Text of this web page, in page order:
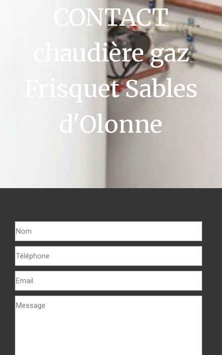
CONTACT
chaudière gaz
Frisquet Sables
d'Olonne